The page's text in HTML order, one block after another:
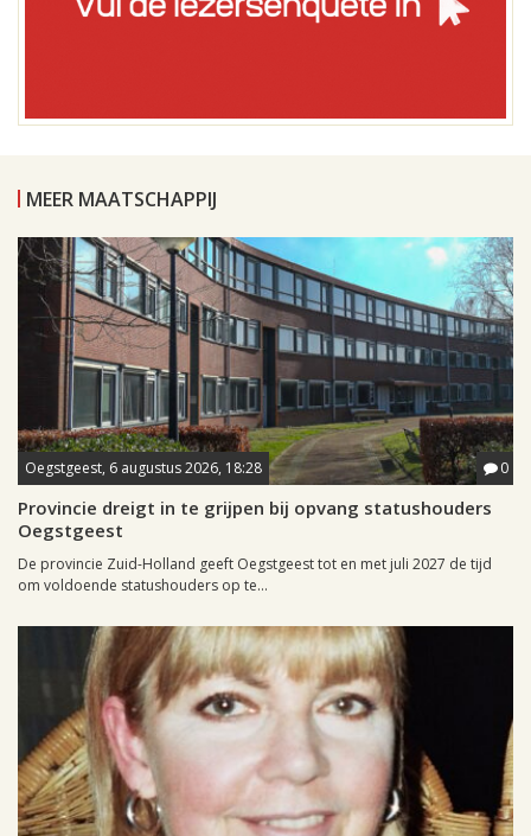
MEER MAATSCHAPPIJ
Oegstgeest, 6 augustus 2026, 18:28 0
Provincie dreigt in te grijpen bij opvang statushouders
Oegstgeest
De provincie Zuid-Holland geeft Oegstgeest tot en met juli 2027 de tijd
om voldoende statushouders op te...